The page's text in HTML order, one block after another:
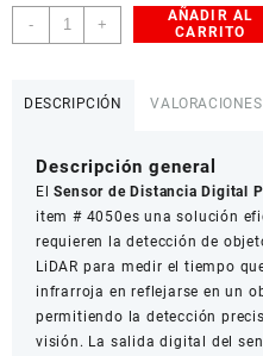
-
Sensor
de
5
cm
-
Original
Pololu
item
#
4050
+
AÑADIR AL
CARRITO
DESCRIPCIÓN
Descripción general
ElSensor de Distancia Digital
item # 4050es una solución
requieren la detección de
LiDAR para medir el tiempo
infrarroja en reflejarse en un
permitiendo la detección
visión. La salida digital del